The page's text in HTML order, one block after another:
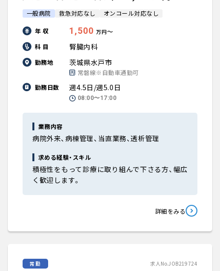
一般病院 救急対応なし オンコール対応なし
年 収 1,500 万円〜
科 目
腎臓内科
勤務地 茨城県水戸市
常磐線※自動車通勤可
勤務日数
週4.5日/週5.0日
08:00〜17:00
業務内容
病院外来、病棟管理、当直業務、透析管理
求める経験・スキル
積極性をもって診療に取り組んで下さる方、幅広
く歓迎します。
詳細をみる
常勤 求人No.JOB219724